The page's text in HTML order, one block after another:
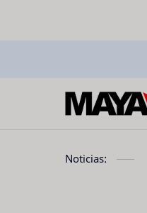
Noticias: